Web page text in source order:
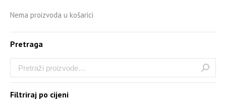
Nema proizvoda u košarici
Pretraga
Filtriraj po cijeni